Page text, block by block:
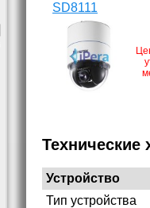
SD8111
Технические
Устройство
Тип устройства